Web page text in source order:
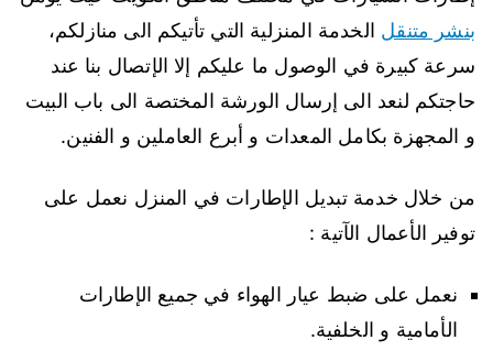
بنشر متنقل الخدمة المنزلية التي تأتيكم الى منازلكم،
سرعة كبيرة في الوصول ما عليكم إلا الإتصال بنا عند
حاجتكم لنعد الى إرسال الورشة المختصة الى باب البيت
و المجهزة بكامل المعدات و أبرع العاملين و الفنين.
من خلال خدمة تبديل الإطارات في المنزل نعمل على
توفير الأعمال الآتية :
نعمل على ضبط عيار الهواء في جميع الإطارات
الأمامية و الخلفية.